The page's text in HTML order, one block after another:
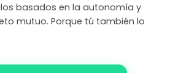
basados en la autonomía y
mutuo. Porque tú también lo